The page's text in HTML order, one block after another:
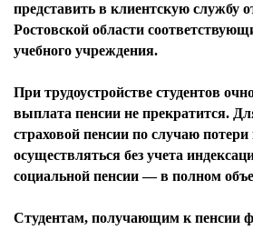
представить в клиентскую службу
Ростовской области
учебного учреждения.
При трудоустройстве студентов
выплата пенсии не прекратится.
страховой пенсии по случаю
осуществляться без учета
социальной пенсии — в полном
Студентам, получающим к пенсии